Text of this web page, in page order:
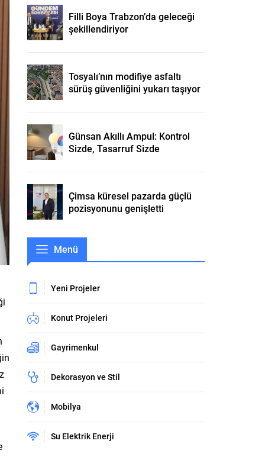
Filli Boya Trabzon’da geleceği
şekillendiriyor
Tosyalı’nın modifiye asfaltı
sürüş güvenliğini yukarı taşıyor
Günsan Akıllı Ampul: Kontrol
Sizde, Tasarruf Sizde
Çimsa küresel pazarda güçlü
pozisyonunu genişletti
Menü
Yeni Projeler
Konut Projeleri
Gayrimenkul
Dekorasyon ve Stil
Mobilya
Su Elektrik Enerji